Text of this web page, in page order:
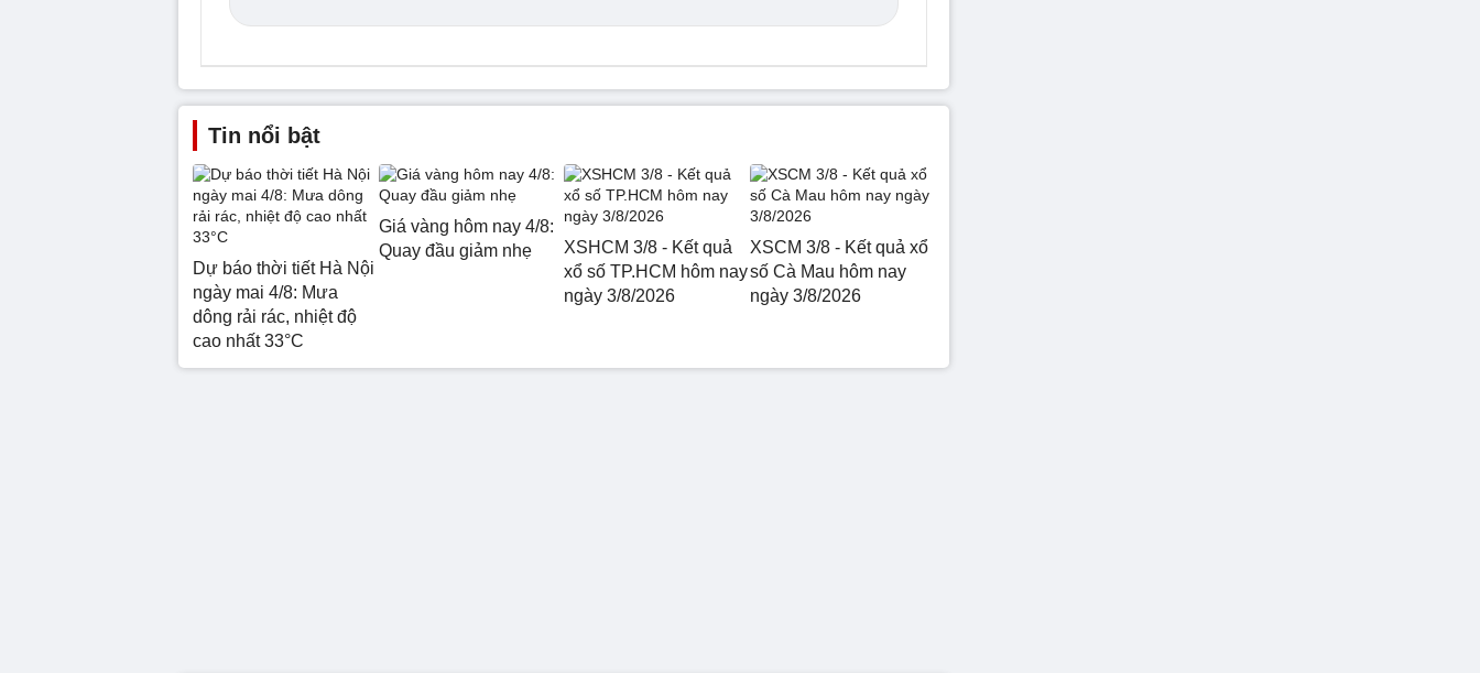
Tin nổi bật
Dự báo thời tiết Hà Nội
ngày mai 4/8: Mưa
dông rải rác, nhiệt độ
cao nhất 33°C
Giá vàng hôm nay 4/8:
Quay đầu giảm nhẹ
XSHCM 3/8 - Kết quả
xổ số TP.HCM hôm nay
ngày 3/8/2026
XSCM 3/8 - Kết quả xổ
số Cà Mau hôm nay
ngày 3/8/2026